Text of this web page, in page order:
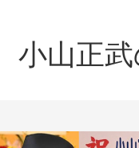
小山正